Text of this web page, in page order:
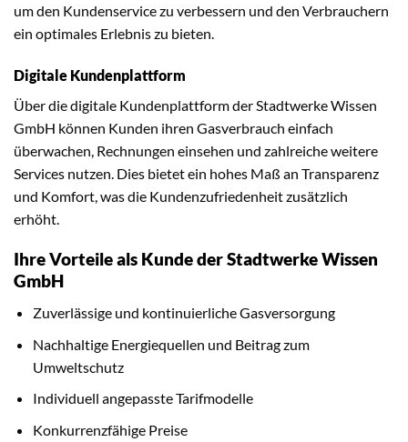
um den Kundenservice zu verbessern und den Verbrauchern
ein optimales Erlebnis zu bieten.
Digitale Kundenplattform
Über die digitale Kundenplattform der Stadtwerke Wissen
GmbH können Kunden ihren Gasverbrauch einfach
überwachen, Rechnungen einsehen und zahlreiche weitere
Services nutzen. Dies bietet ein hohes Maß an Transparenz
und Komfort, was die Kundenzufriedenheit zusätzlich
erhöht.
Ihre Vorteile als Kunde der Stadtwerke Wissen
GmbH
Zuverlässige und kontinuierliche Gasversorgung
Nachhaltige Energiequellen und Beitrag zum
Umweltschutz
Individuell angepasste Tarifmodelle
Konkurrenzfähige Preise